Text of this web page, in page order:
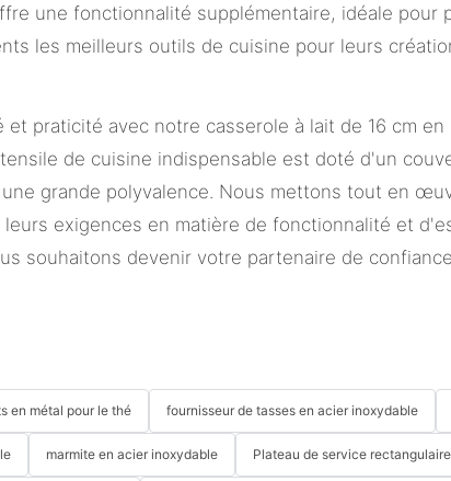
une fonctionnalité supplémentaire, idéale pour
les meilleurs outils de cuisine pour leurs
praticité avec notre casserole à lait de 16 cm
de cuisine indispensable est doté d'un
grande polyvalence. Nous mettons tout en
exigences en matière de fonctionnalité et
souhaitons devenir votre partenaire de
en métal pour le thé fournisseur de tasses en acier inoxydable
marmite en acier inoxydable Plateau de service rectangulaire